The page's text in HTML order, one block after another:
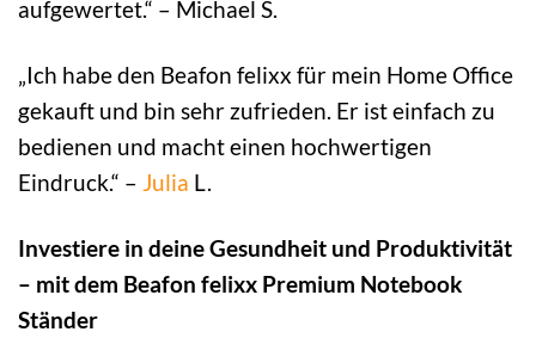
aufgewertet.“ – Michael S.
„Ich habe den Beafon felixx für mein Home Office
gekauft und bin sehr zufrieden. Er ist einfach zu
bedienen und macht einen hochwertigen
Eindruck.“ – Julia L.
Investiere in deine Gesundheit und Produktivität
– mit dem Beafon felixx Premium Notebook
Ständer